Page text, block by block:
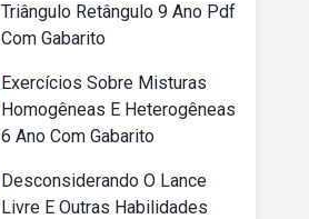
Triângulo Retângulo 9 Ano Pdf
Com Gabarito
Exercícios Sobre Misturas
Homogêneas E Heterogêneas
6 Ano Com Gabarito
Desconsiderando O Lance
Livre E Outras Habilidades